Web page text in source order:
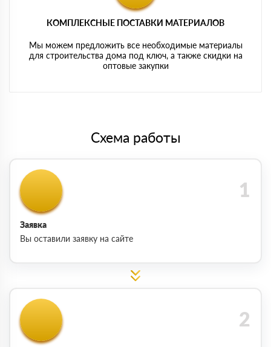
КОМПЛЕКСНЫЕ ПОСТАВКИ МАТЕРИАЛОВ
Мы можем предложить все необходимые материалы
для строительства дома под ключ, а также скидки на
оптовые закупки
Схема работы
Заявка
Вы оставили заявку на сайте